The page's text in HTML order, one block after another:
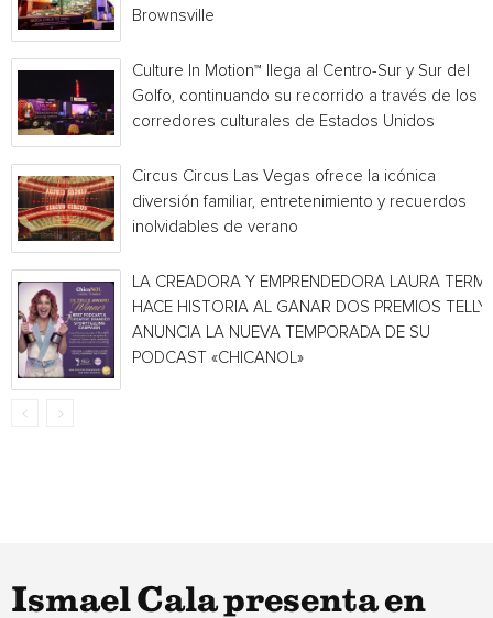
Brownsville
Culture In Motion™ llega al Centro-Sur y Sur del
Golfo, continuando su recorrido a través de los
corredores culturales de Estados Unidos
Circus Circus Las Vegas ofrece la icónica
diversión familiar, entretenimiento y recuerdos
inolvidables de verano
LA CREADORA Y EMPRENDEDORA LAURA
HACE HISTORIA AL GANAR DOS PREMIOS TELLY
ANUNCIA LA NUEVA TEMPORADA DE SU
PODCAST «CHICANOL»
Ismael Cala presenta en